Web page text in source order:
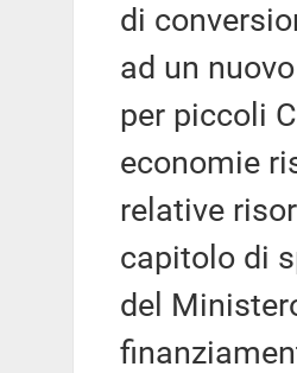
di
ad un
per piccoli
economie
relative
capitolo di
del